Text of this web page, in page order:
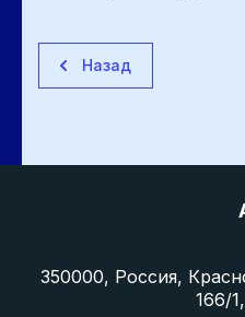
Назад
350000, Россия,
166/